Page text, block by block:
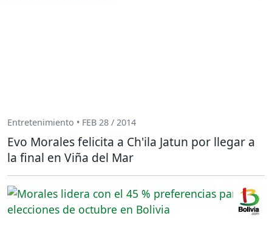
Entretenimiento • FEB 28 / 2014
Evo Morales felicita a Ch'ila Jatun por llegar a
la final en Viña del Mar